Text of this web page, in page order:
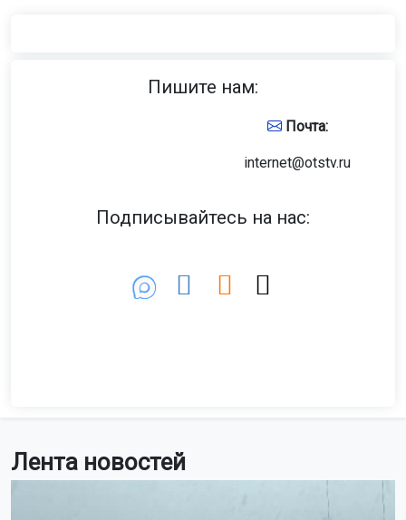
Лента новостей
Пишите нам:
Почта:
internet@otstv.ru
Подписывайтесь на нас: